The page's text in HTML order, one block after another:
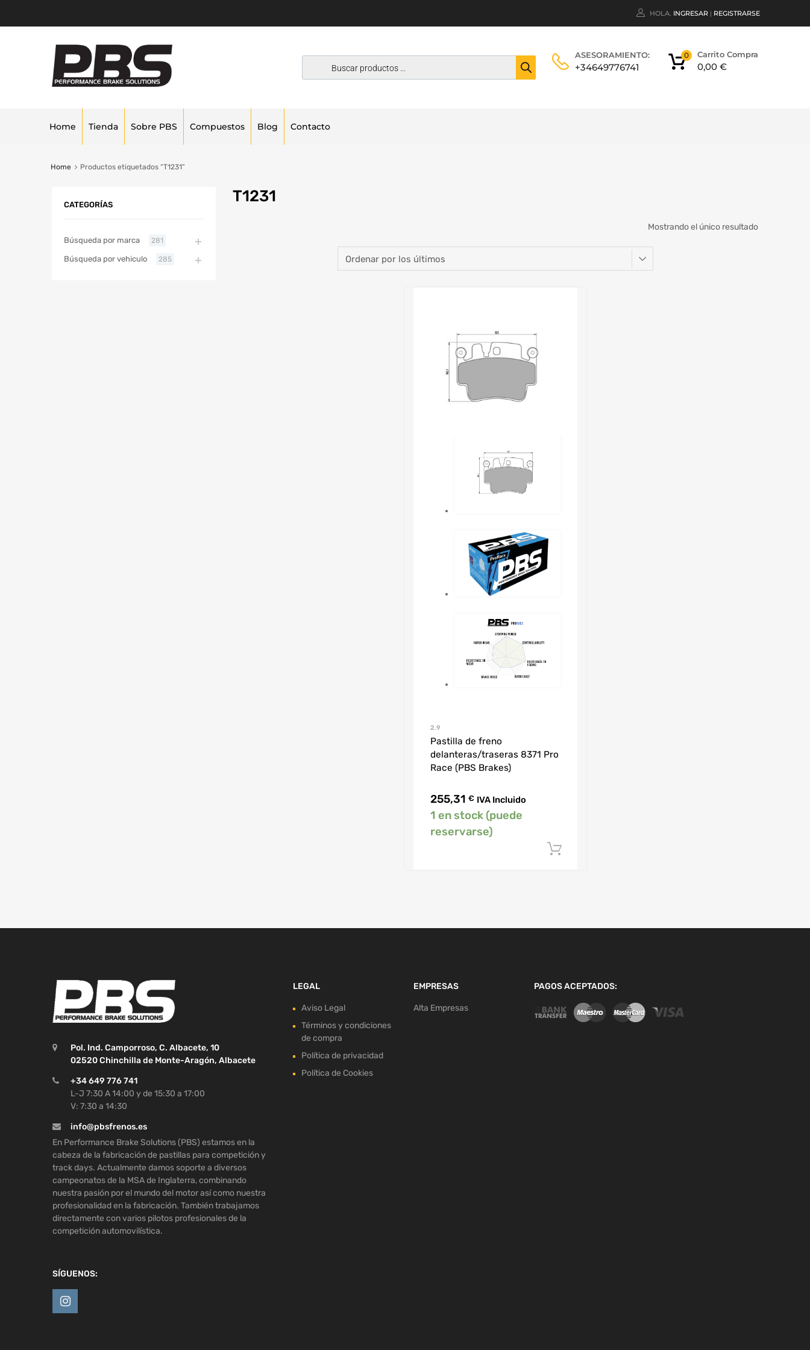
HOLA. INGRESAR | REGISTRARSE
ASESORAMIENTO:
+34649776741
Carrito Compra
0,00 €
0
Home Tienda Sobre PBS Compuestos Blog Contacto
Home Productos etiquetados “T1231”
T1231
Mostrando el único resultado
2.9
Pastilla de freno
delanteras/traseras 8371 Pro
Race (PBS Brakes)
255,31 € IVA Incluido
1 en stock (puede
reservarse)
CATEGORÍAS
Búsqueda por marca 281
Búsqueda por vehiculo 285
Pol. Ind. Camporroso, C. Albacete, 10
02520 Chinchilla de Monte-Aragón, Albacete
+34 649 776 741
L-J 7:30 A 14:00 y de 15:30 a 17:00
V: 7:30 a 14:30
info@pbsfrenos.es
En Performance Brake Solutions (PBS) estamos en la
cabeza de la fabricación de pastillas para competición y
track days. Actualmente damos soporte a diversos
campeonatos de la MSA de Inglaterra, combinando
nuestra pasión por el mundo del motor así como nuestra
profesionalidad en la fabricación. También trabajamos
directamente con varios pilotos profesionales de la
competición automovilística.
SÍGUENOS:
LEGAL
Aviso Legal
Términos y condiciones
de compra
Política de privacidad
Política de Cookies
EMPRESAS
Alta Empresas
PAGOS ACEPTADOS: